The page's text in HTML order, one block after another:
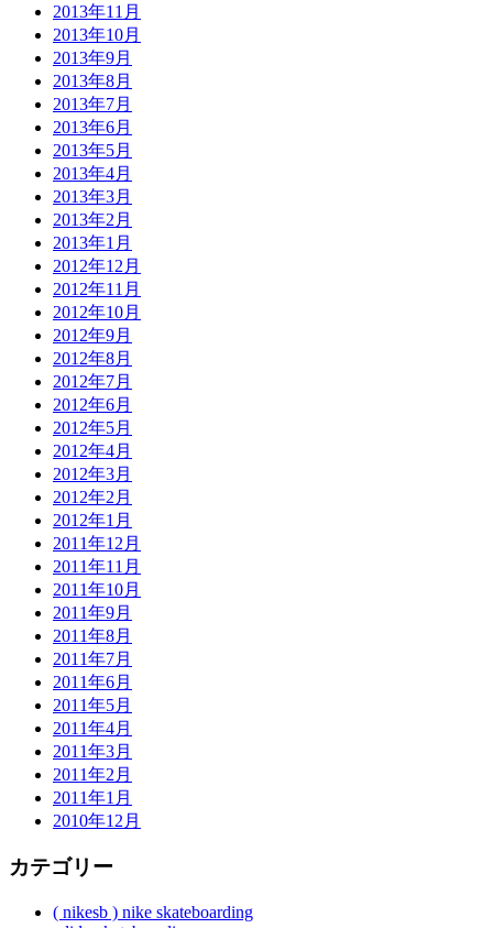
2013年11月
2013年10月
2013年9月
2013年8月
2013年7月
2013年6月
2013年5月
2013年4月
2013年3月
2013年2月
2013年1月
2012年12月
2012年11月
2012年10月
2012年9月
2012年8月
2012年7月
2012年6月
2012年5月
2012年4月
2012年3月
2012年2月
2012年1月
2011年12月
2011年11月
2011年10月
2011年9月
2011年8月
2011年7月
2011年6月
2011年5月
2011年4月
2011年3月
2011年2月
2011年1月
2010年12月
カテゴリー
( nikesb ) nike skateboarding